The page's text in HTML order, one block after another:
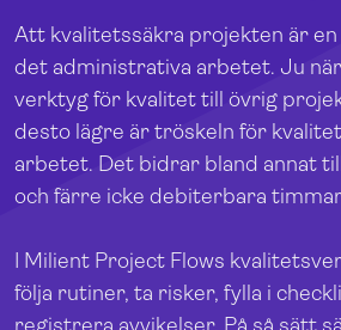
Att kvalitetssäkra projekten är en
det administrativa arbetet. Ju
verktyg för kvalitet till övrig
desto lägre är tröskeln för
arbetet. Det bidrar bland annat
och färre icke debiterbara
I Milient Project Flows
följa rutiner, ta risker, fylla i
registrera avvikelser. På så sätt